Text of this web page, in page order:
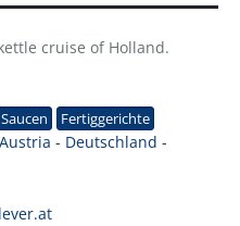
cruise of Holland.
Saucen Fertiggerichte
- Deutschland -